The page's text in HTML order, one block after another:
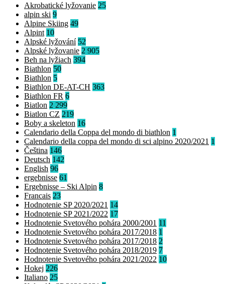
Akrobatické lyžovanie 25
alpin ski 9
Alpine Skiing 49
Alpint 10
Alpské lyžování 52
Alpské lyžovanie 2 905
Beh na lyžiach 394
Biathlon 50
Biathlon 5
Biathlon DE-AT-CH 363
Biathlon FR 6
Biatlon 2 299
Biatlon CZ 219
Boby a skeleton 16
Calendario della Coppa del mondo di biathlon 1
Calendario della coppa del mondo di sci alpino 2020/2021 1
Čeština 146
Deutsch 142
English 96
ergebnisse 61
Ergebnisse – Ski Alpin 8
Francais 23
Hodnotenie SP 2020/2021 14
Hodnotenie SP 2021/2022 17
Hodnotenie Svetového pohára 2000/2001 11
Hodnotenie Svetového pohára 2017/2018 1
Hodnotenie Svetového pohára 2017/2018 2
Hodnotenie Svetového pohára 2018/2019 7
Hodnotenie Svetového pohára 2021/2022 10
Hokej 226
Italiano 25